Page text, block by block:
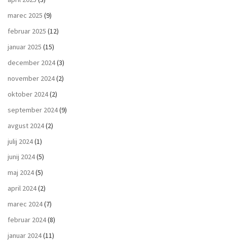
marec 2025 (9)
februar 2025 (12)
januar 2025 (15)
december 2024(3)
november 2024(2)
oktober 2024(2)
september 2024(9)
avgust 2024(2)
julij 2024(1)
junij 2024(5)
maj 2024(5)
april 2024(2)
marec 2024(7)
februar 2024(8)
januar 2024(11)